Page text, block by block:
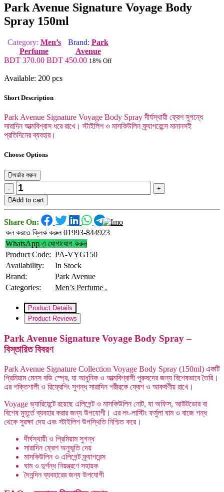
Park Avenue Signature Voyage Body
Spray 150ml
Category: Men’s
Perfume
Brand: Park
Avenue
BDT 370.00 BDT 450.00 18% Off
Available: 200 pcs
Short Description
Park Avenue Signature Voyage Body Spray দীর্ঘস্থায়ী ফ্রেশ সুগন্ধে
সারাদিন আত্মবিশ্বাস ধরে রাখে। স্টাইলিশ ও মাসকিউলিন ফ্র্যাগরেন্সে মানানসই
প্রতিদিনের ব্যবহার।
Choose Options
অর্ডার করুন
-
+
Add to cart
Share On:
কল করতে ক্লিক করুন 01993-844923
WhatsApp এ যোগাযোগ করুন
Product Code: PA-VYG150
Availability:
In Stock
Brand:
Park Avenue
Categories:
Men’s Perfume ,
Product Details
Product Reviews
Park Avenue Signature Voyage Body Spray –
বিস্তারিত বিবরণ
Park Avenue Signature Collection Voyage Body Spray (150ml) একটি
প্রিমিয়াম মেনস বডি স্প্রে, যা আধুনিক ও আত্মবিশ্বাসী পুরুষদের জন্য বিশেষভাবে তৈরি।
এর শক্তিশালী ও রিফ্রেশিং সুগন্ধ সারাদিন শরীরকে ফ্রেশ ও আকর্ষণীয় রাখে।
Voyage ভ্যারিয়েন্টে রয়েছে এলিগেন্ট ও মাসকিউলিন নোট, যা অফিস, আউটডোর বা
বিশেষ মুহূর্তে ব্যবহার করার জন্য উপযোগী। এর লং-লাস্টিং ফর্মুলা ঘাম ও বাজে গন্ধ
থেকে সুরক্ষা দেয় এবং স্টাইলিশ উপস্থিতি নিশ্চিত করে।
দীর্ঘস্থায়ী ও প্রিমিয়াম সুগন্ধ
সারাদিন ফ্রেশ অনুভূতি দেয়
মাসকিউলিন ও এলিগেন্ট ফ্র্যাগরেন্স
ঘাম ও দুর্গন্ধ নিয়ন্ত্রণে সহায়ক
দৈনন্দিন ব্যবহারের জন্য উপযোগী